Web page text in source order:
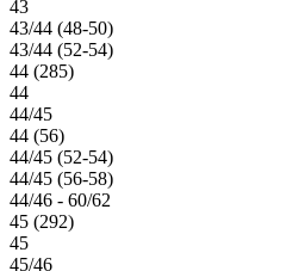
43
43/44 (48-50)
43/44 (52-54)
44 (285)
44
44/45
44 (56)
44/45 (52-54)
44/45 (56-58)
44/46 - 60/62
45 (292)
45
45/46